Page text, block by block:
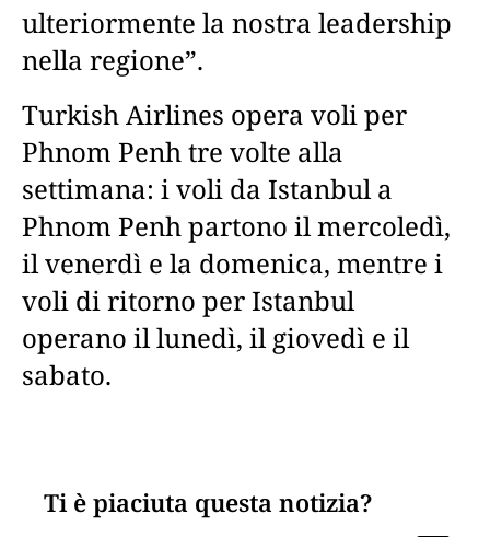
ulteriormente la nostra leadership
nella regione”.
Turkish Airlines opera voli per
Phnom Penh tre volte alla
settimana: i voli da Istanbul a
Phnom Penh partono il mercoledì,
il venerdì e la domenica, mentre i
voli di ritorno per Istanbul
operano il lunedì, il giovedì e il
sabato.
Ti è piaciuta questa notizia?